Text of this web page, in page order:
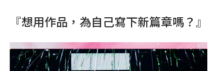
『想用作品，為自己寫下新篇章嗎？』